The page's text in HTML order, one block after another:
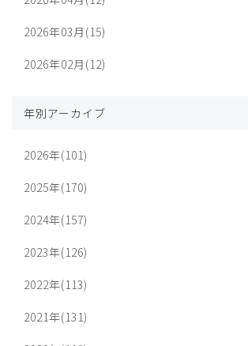
2026年03月(15)
2026年02月(12)
年別アーカイブ
2026年(101)
2025年(170)
2024年(157)
2023年(126)
2022年(113)
2021年(131)